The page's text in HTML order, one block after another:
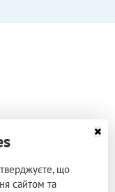
що
сайтом та